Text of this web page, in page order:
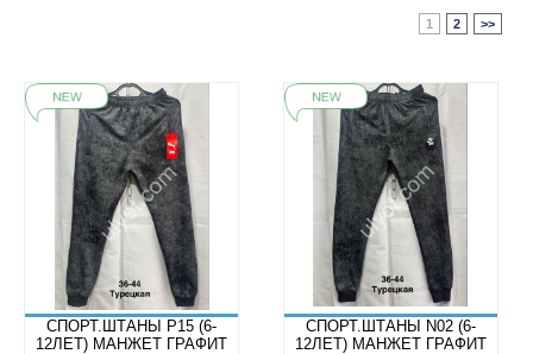
1 2 >>
СПОРТ.ШТАНЫ P15 (6-
12ЛЕТ) МАНЖЕТ ГРАФИТ
СПОРТ.ШТАНЫ N02 (6-
12ЛЕТ) МАНЖЕТ ГРАФИТ